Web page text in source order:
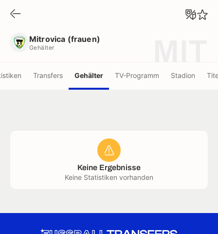
Mitrovica (frauen)
Gehälter
Transfers Gehälter TV-Programm Stadion
Keine Ergebnisse
Keine Statistiken vorhanden